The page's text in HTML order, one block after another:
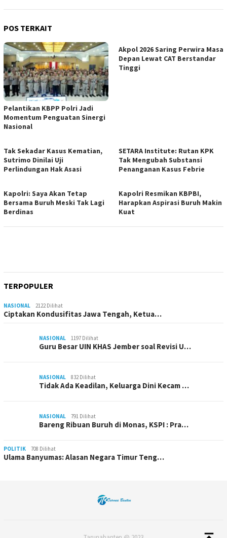
POS TERKAIT
Pelantikan KBPP Polri Jadi
Momentum Penguatan Sinergi
Nasional
Akpol 2026 Saring Perwira Masa
Depan Lewat CAT Berstandar
Tinggi
Tak Sekadar Kasus Kematian,
Sutrimo Dinilai Uji
Perlindungan Hak Asasi
SETARA Institute: Rutan KPK
Tak Mengubah Substansi
Penanganan Kasus Febrie
Kapolri: Saya Akan Tetap
Bersama Buruh Meski Tak Lagi
Berdinas
Kapolri Resmikan KBPBI,
Harapkan Aspirasi Buruh Makin
Kuat
TERPOPULER
NASIONAL 2122 Dilihat
Ciptakan Kondusifitas Jawa Tengah, Ketua…
NASIONAL 1197 Dilihat
Guru Besar UIN KHAS Jember soal Revisi U…
NASIONAL 832 Dilihat
Tidak Ada Keadilan, Keluarga Dini Kecam …
NASIONAL 791 Dilihat
Bareng Ribuan Buruh di Monas, KSPI : Pra…
POLITIK 708 Dilihat
Ulama Banyumas: Alasan Negara Timur Teng…